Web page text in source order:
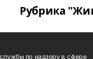
Рубрика
по надзору в сфере